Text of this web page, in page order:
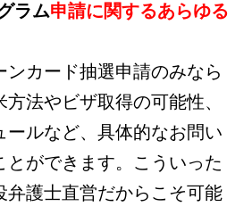
ラム申請に関するあらゆる
ンカード抽選申請のみなら
法やビザ取得の可能性、
ールなど、具体的なお問い
とができます。こういった
弁護士直営だからこそ可能